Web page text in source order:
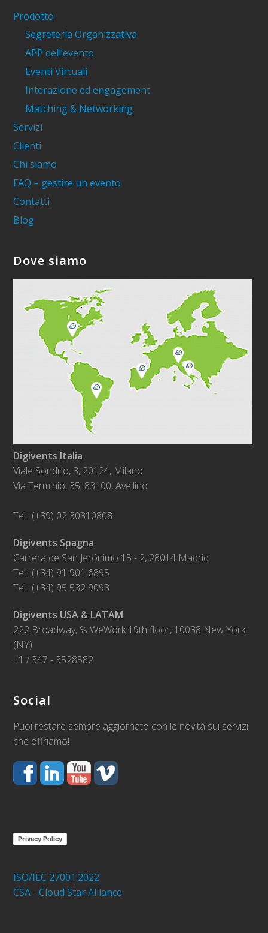
Prodotto
Segreteria Organizzativa
APP dell’evento
Eventi Virtuali
Interazione ed engagement
Matching & Networking
Servizi
Clienti
Chi siamo
FAQ – gestire un evento
Contatti
Blog
Dove siamo
Digivents Italia
Viale Sondrio, 3, 20124, Milano
Via Terminio, 35. 83100, Avellino
Tel.: (+39) 02 30310808
Digivents Spagna
Carrera de San Jerónimo 15 - 2, 28014 Madrid
Tel.: (+34) 91 901 6895
Tel.: (+34) 95 532 9093
Digivents USA & LATAM
222 Broadway, ℅ WeWork 19th floor, 10038 New York
(NY)
+1 / 347 - 3528582
Social
Puoi restare sempre aggiornato con le novità sui servizi
che offriamo!
Privacy Policy
ISO/IEC 27001:2022
CSA - Cloud Star Alliance